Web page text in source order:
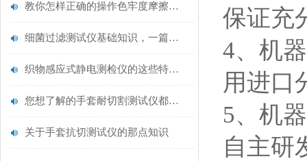
教你怎样正确的操作色牢度摩擦测试机
细菌过滤测试仪基础知识，一篇搞定
织物感应式静电测检仪的这些特点很少有人都知道
您想了解的手套耐切割测试仪都在这里了
关于手套抗切测试仪的那点知识
保证充
4、机
用进口
5、机
自主研